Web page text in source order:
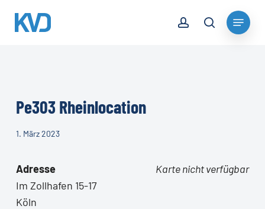
search
Menu
Pe303 Rheinlocation
1. März 2023
Karte nicht verfügbar
Adresse
Im Zollhafen 15-17
Köln
Close